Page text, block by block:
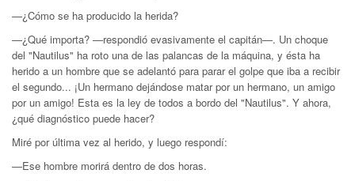
—¿Cómo se ha producido la herida?
—¿Qué importa? —respondió evasivamente el capitán—. Un choque
del "Nautilus" ha roto una de las palancas de la máquina, y ésta ha
herido a un hombre que se adelantó para parar el golpe que iba a recibir
el segundo... ¡Un hermano dejándose matar por un hermano, un amigo
por un amigo! Esta es la ley de todos a bordo del "Nautilus". Y ahora,
¿qué diagnóstico puede hacer?
Miré por última vez al herido, y luego respondí:
—Ese hombre morirá dentro de dos horas.